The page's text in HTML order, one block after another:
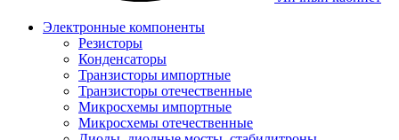
Электронные компоненты
Резисторы
Конденсаторы
Транзисторы импортные
Транзисторы отечественные
Микросхемы импортные
Микросхемы отечественные